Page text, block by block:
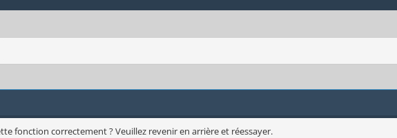
fonction correctement ? Veuillez revenir en arrière et réessayer.